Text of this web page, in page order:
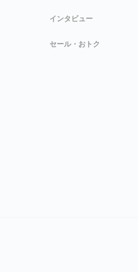
インタビュー
セール・おトク